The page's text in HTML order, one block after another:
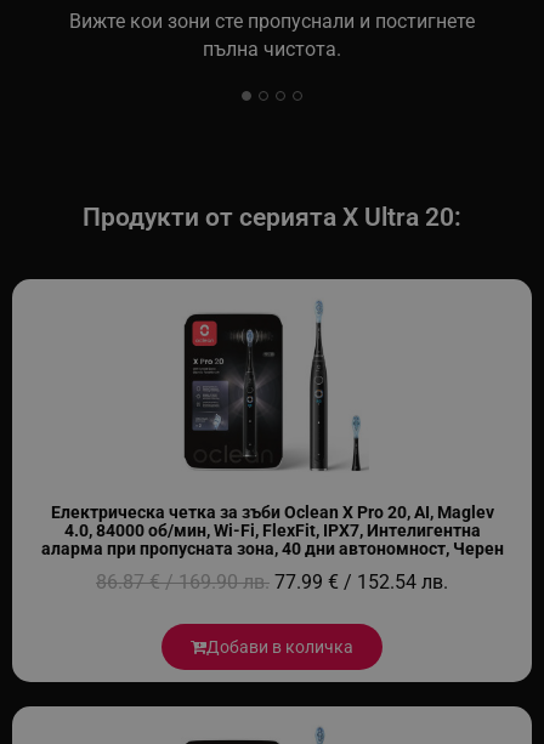
Вижте кои зони сте пропуснали и постигнете
пълна чистота.
Продукти от серията X Ultra 20:
Електрическа четка за зъби Oclean X Pro 20, AI, Maglev
4.0, 84000 об/мин, Wi-Fi, FlexFit, IPX7, Интелигентна
аларма при пропусната зона, 40 дни автономност, Черен
86.87 € / 169.90 лв. 77.99 € / 152.54 лв.
Добави в количка